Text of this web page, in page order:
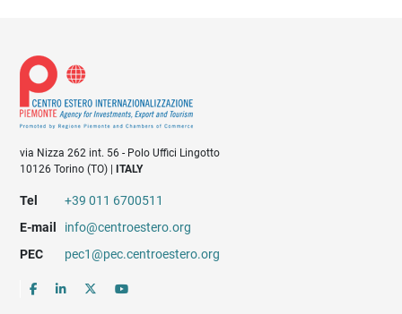
via Nizza 262 int. 56 - Polo Uffici Lingotto
10126 Torino (TO) |
ITALY
Tel
+39 011 6700511
E-mail
info@centroestero.org
PEC
pec1@pec.centroestero.org